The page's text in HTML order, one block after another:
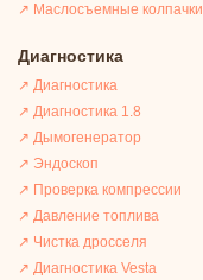
↗ Маслосъемные колпачки
Диагностика
↗ Диагностика
↗ Диагностика 1.8
↗ Дымогенератор
↗ Эндоскоп
↗ Проверка компрессии
↗ Давление топлива
↗ Чистка дросселя
↗ Диагностика Vesta